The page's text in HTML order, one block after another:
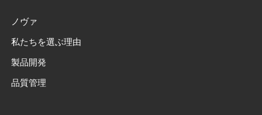
ノヴァ
私たちを選ぶ理由
製品開発
品質管理